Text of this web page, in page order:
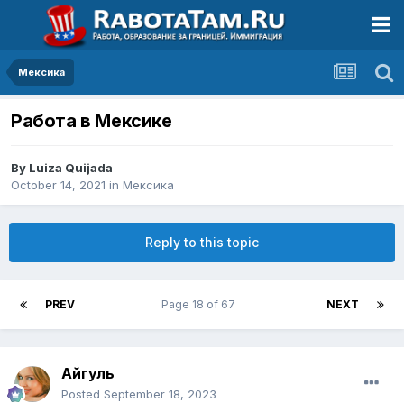
Мексика
Работа в Мексике
By Luiza Quijada
October 14, 2021 in Мексика
Reply to this topic
PREV NEXT
Page 18 of 67
Айгуль
Posted September 18, 2023